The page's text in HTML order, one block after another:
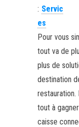
: Servic
es
Pour vous
tout va de
plus de
destination
restauration.
tout à
caisse